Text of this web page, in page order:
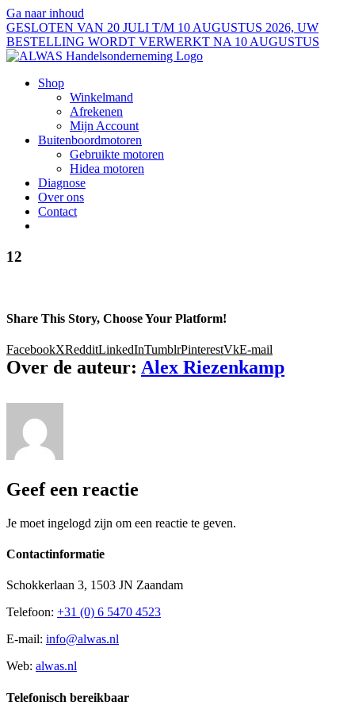
Ga naar inhoud
GESLOTEN VAN 20 JULI T/M 10 AUGUSTUS 2026, UW
BESTELLING WORDT VERWERKT NA 10 AUGUSTUS
Shop
Winkelmand
Afrekenen
Mijn Account
Buitenboordmotoren
Gebruikte motoren
Hidea motoren
Diagnose
Over ons
Contact
12
Share This Story, Choose Your Platform!
FacebookXRedditLinkedInTumblrPinterestVkE-mail
Over de auteur: Alex Riezenkamp
Geef een reactie
Je moet ingelogd zijn om een reactie te geven.
Contactinformatie
Schokkerlaan 3, 1503 JN Zaandam
Telefoon: +31 (0) 6 5470 4523
E-mail: info@alwas.nl
Web: alwas.nl
Telefonisch bereikbaar